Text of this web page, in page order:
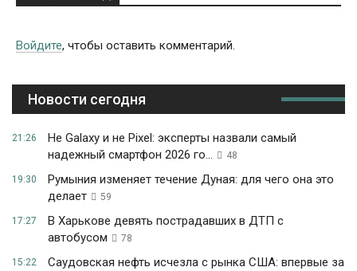
Войдите, чтобы оставить комментарий.
Новости сегодня
21:26
Не Galaxy и не Pixel: эксперты назвали самый
надежный смартфон 2026 го...
48
19:30
Румыния изменяет течение Дуная: для чего она это
делает
59
17:27
В Харькове девять пострадавших в ДТП с
автобусом
78
15:22
Саудовская нефть исчезла с рынка США: впервые за